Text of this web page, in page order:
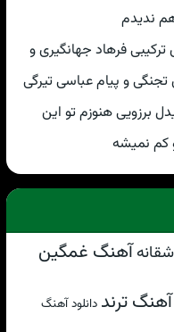
ندیدم
فرهاد جهانگیری و
و پیام عباسی تیرگی
برزویی هنوزم تو این
نمیشه
آهنگ غمگین
آهنگ ترند دانلود آهنگ